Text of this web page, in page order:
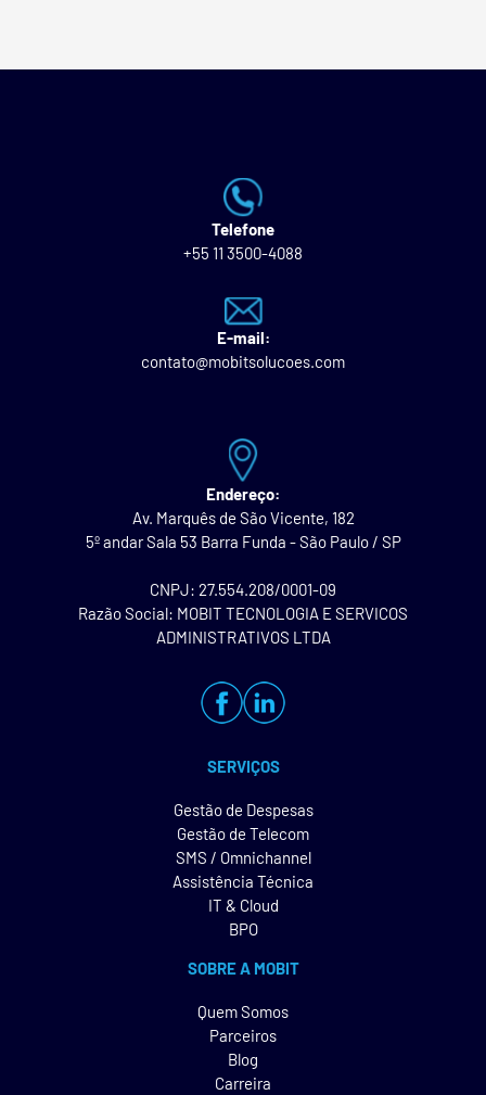
Telefone
+55 11 3500-4088
E-mail:
contato@mobitsolucoes.com
Endereço:
Av. Marquês de São Vicente, 182
5º andar Sala 53 Barra Funda - São Paulo / SP
CNPJ: 27.554.208/0001-09
Razão Social: MOBIT TECNOLOGIA E SERVICOS
ADMINISTRATIVOS LTDA
SERVIÇOS
Gestão de Despesas
Gestão de Telecom
SMS / Omnichannel
Assistência Técnica
IT & Cloud
BPO
SOBRE A MOBIT
Quem Somos
Parceiros
Blog
Carreira